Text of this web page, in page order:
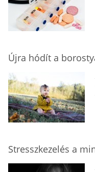
Újra hódít a
Stresszkezelés a